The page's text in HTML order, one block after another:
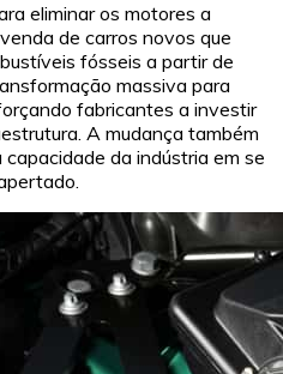
eliminar os motores a
de carros novos que
fósseis a partir de
massiva para
fabricantes a investir
A mudança também
da indústria em se